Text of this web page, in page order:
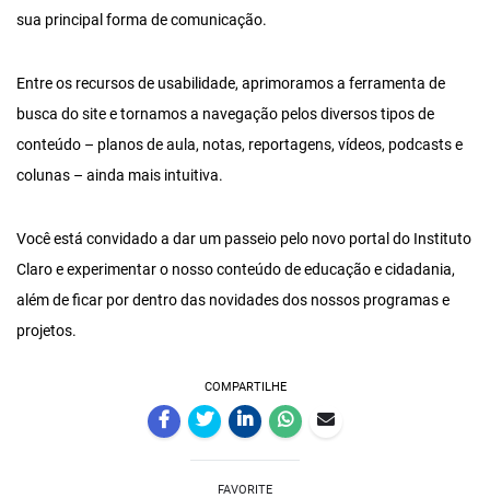
sua principal forma de comunicação.
Entre os recursos de usabilidade, aprimoramos a ferramenta de
busca do site e tornamos a navegação pelos diversos tipos de
conteúdo – planos de aula, notas, reportagens, vídeos, podcasts e
colunas – ainda mais intuitiva.
Você está convidado a dar um passeio pelo novo portal do Instituto
Claro e experimentar o nosso conteúdo de educação e cidadania,
além de ficar por dentro das novidades dos nossos programas e
projetos.
COMPARTILHE
FAVORITE